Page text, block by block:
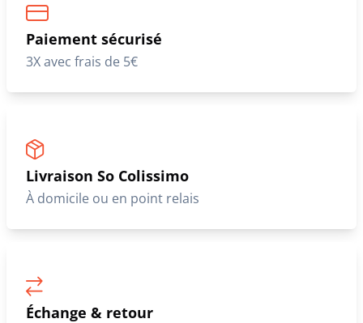
Paiement sécurisé
3X avec frais de 5€
Livraison So Colissimo
À domicile ou en point relais
Échange & retour